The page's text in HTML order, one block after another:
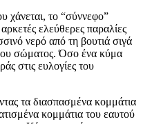
χάνεται, το “σύννεφο”
ελεύθερες παραλίες
νερό από τη βουτιά σιγά
του σώματος. Όσο ένα κύμα
στις ευλογίες του
τα διασπασμένα κομμάτια
κομμάτια του εαυτού